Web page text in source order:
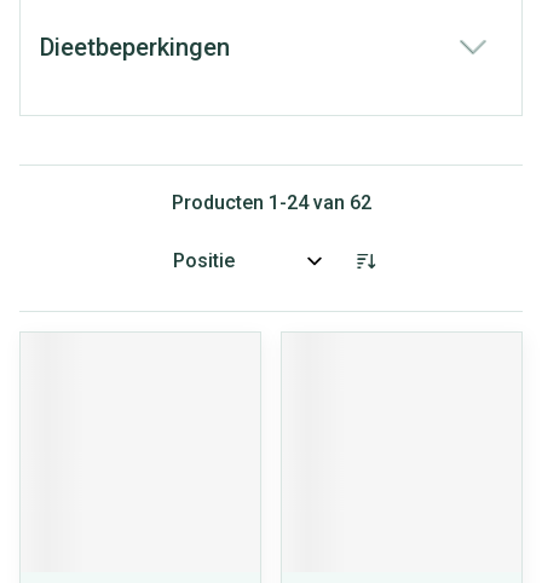
Dieetbeperkingen
Producten 1 -24van 62
Sorteer op: